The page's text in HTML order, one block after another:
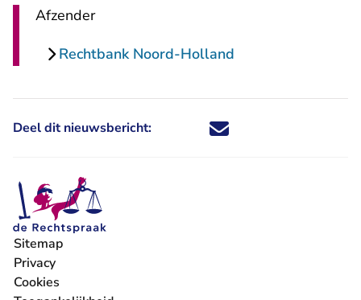
Afzender
Rechtbank Noord-Holland
Deel dit nieuwsbericht: Deel dit nieuwsbericht via X -
Deel dit nieuwsbericht via
Deel dit nieuwsbericht
Deel dit
Sitemap
Privacy
Cookies